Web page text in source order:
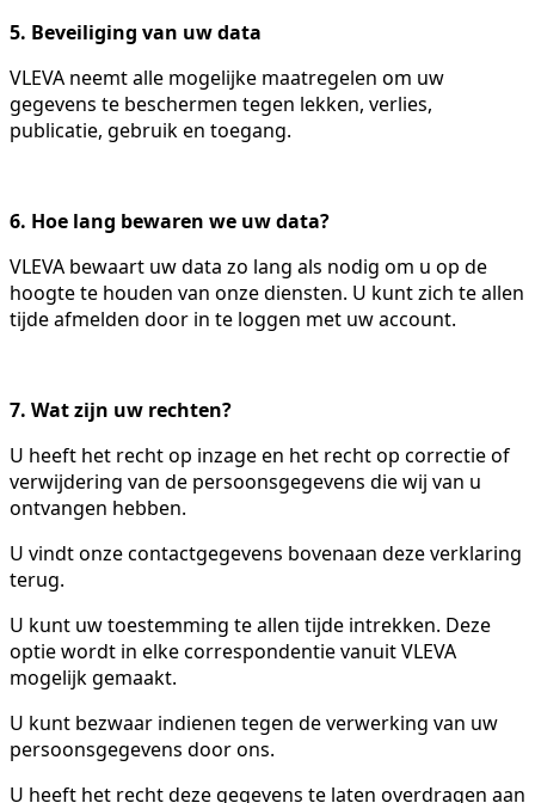
5. Beveiliging van uw data
VLEVA neemt alle mogelijke maatregelen om uw
gegevens te beschermen tegen lekken, verlies,
publicatie, gebruik en toegang.
6. Hoe lang bewaren we uw data?
VLEVA bewaart uw data zo lang als nodig om u op de
hoogte te houden van onze diensten. U kunt zich te allen
tijde afmelden door in te loggen met uw account.
7. Wat zijn uw rechten?
U heeft het recht op inzage en het recht op correctie of
verwijdering van de persoonsgegevens die wij van u
ontvangen hebben.
U vindt onze contactgegevens bovenaan deze verklaring
terug.
U kunt uw toestemming te allen tijde intrekken. Deze
optie wordt in elke correspondentie vanuit VLEVA
mogelijk gemaakt.
U kunt bezwaar indienen tegen de verwerking van uw
persoonsgegevens door ons.
U heeft het recht deze gegevens te laten overdragen aan